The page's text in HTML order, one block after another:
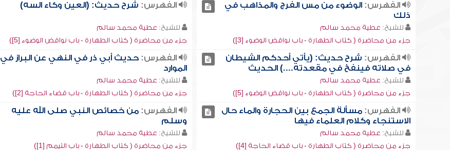
الفهرس:الوضوء من مس الفرج والمذاهب في
ذلك
للشيخ: عطية محمد سالم
جزء من محاضرة ( كتاب الطهارة - باب نواقض الوضوء [3])
الفهرس: شرح حديث: (العين وكاء السه)
للشيخ: عطية محمد سالم
جزء من محاضرة ( كتاب الطهارة - باب نواقض الوضوء [5])
الفهرس: شرح حديث: (يأتي أحدكم الشيطان
في صلاته فينفخ في مقعدته....) الحديث
للشيخ: عطية محمد سالم
جزء من محاضرة ( كتاب الطهارة - باب نواقض الوضوء [5])
الفهرس: حديث أبي ذر في النهي عن البراز في
الموارد
للشيخ: عطية محمد سالم
جزء من محاضرة ( كتاب الطهارة - باب قضاء الحاجة [2])
الفهرس:مسألة الجمع بين الحجارة والماء حال
الاستنجاء وكلام العلماء فيها
للشيخ: عطية محمد سالم
جزء من محاضرة ( كتاب الطهارة - باب قضاء الحاجة [4])
الفهرس: من خصائص النبي صلى الله عليه
وسلم
للشيخ: عطية محمد سالم
جزء من محاضرة ( كتاب الطهارة - باب التيمم [1])